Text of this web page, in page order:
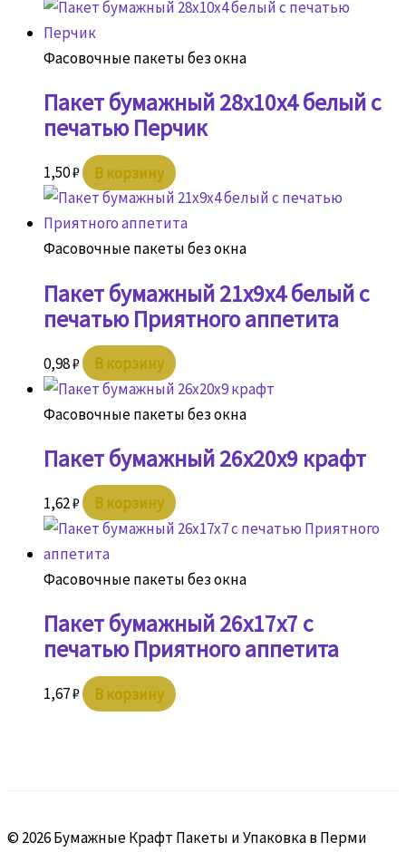
Фасовочные пакеты без окна
Пакет бумажный 28х10х4 белый с
печатью Перчик
1,50₽ В корзину
Фасовочные пакеты без окна
Пакет бумажный 21х9х4 белый с
печатью Приятного аппетита
0,98₽ В корзину
Фасовочные пакеты без окна
Пакет бумажный 26х20х9 крафт
1,62₽ В корзину
Фасовочные пакеты без окна
Пакет бумажный 26х17х7 с
печатью Приятного аппетита
1,67₽ В корзину
© 2026 Бумажные Крафт Пакеты и Упаковка в Перми